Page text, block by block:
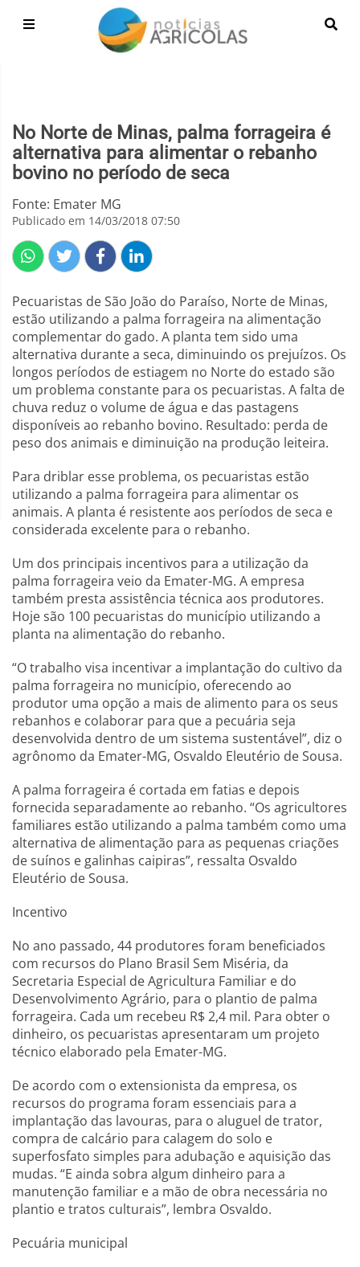
No Norte de Minas, palma forrageira é
alternativa para alimentar o rebanho
bovino no período de seca
Fonte: Emater MG
Publicado em 14/03/2018 07:50
Pecuaristas de São João do Paraíso, Norte de Minas,
estão utilizando a palma forrageira na alimentação
complementar do gado. A planta tem sido uma
alternativa durante a seca, diminuindo os prejuízos. Os
longos períodos de estiagem no Norte do estado são
um problema constante para os pecuaristas. A falta de
chuva reduz o volume de água e das pastagens
disponíveis ao rebanho bovino. Resultado: perda de
peso dos animais e diminuição na produção leiteira.
Para driblar esse problema, os pecuaristas estão
utilizando a palma forrageira para alimentar os
animais. A planta é resistente aos períodos de seca e
considerada excelente para o rebanho.
Um dos principais incentivos para a utilização da
palma forrageira veio da Emater-MG. A empresa
também presta assistência técnica aos produtores.
Hoje são 100 pecuaristas do município utilizando a
planta na alimentação do rebanho.
“O trabalho visa incentivar a implantação do cultivo da
palma forrageira no município, oferecendo ao
produtor uma opção a mais de alimento para os seus
rebanhos e colaborar para que a pecuária seja
desenvolvida dentro de um sistema sustentável”, diz o
agrônomo da Emater-MG, Osvaldo Eleutério de Sousa.
A palma forrageira é cortada em fatias e depois
fornecida separadamente ao rebanho. “Os agricultores
familiares estão utilizando a palma também como uma
alternativa de alimentação para as pequenas criações
de suínos e galinhas caipiras”, ressalta Osvaldo
Eleutério de Sousa.
Incentivo
No ano passado, 44 produtores foram beneficiados
com recursos do Plano Brasil Sem Miséria, da
Secretaria Especial de Agricultura Familiar e do
Desenvolvimento Agrário, para o plantio de palma
forrageira. Cada um recebeu R$ 2,4 mil. Para obter o
dinheiro, os pecuaristas apresentaram um projeto
técnico elaborado pela Emater-MG.
De acordo com o extensionista da empresa, os
recursos do programa foram essenciais para a
implantação das lavouras, para o aluguel de trator,
compra de calcário para calagem do solo e
superfosfato simples para adubação e aquisição das
mudas. “E ainda sobra algum dinheiro para a
manutenção familiar e a mão de obra necessária no
plantio e tratos culturais”, lembra Osvaldo.
Pecuária municipal